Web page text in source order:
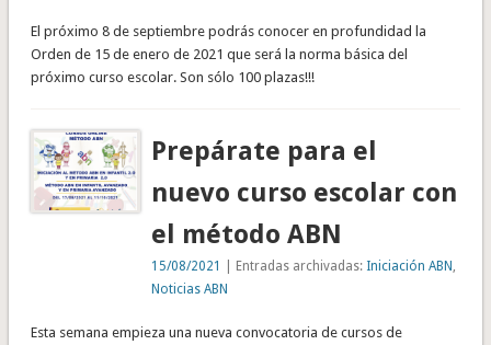
El próximo 8 de septiembre podrás conocer en profundidad la
Orden de 15 de enero de 2021 que será la norma básica del
próximo curso escolar. Son sólo 100 plazas!!!
Prepárate para el
nuevo curso escolar con
el método ABN
15/08/2021 | Entradas archivadas: Iniciación ABN
Noticias ABN
Esta semana empieza una nueva convocatoria de cursos de